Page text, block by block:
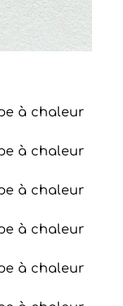
à chaleur
à chaleur
à chaleur
à chaleur
à chaleur